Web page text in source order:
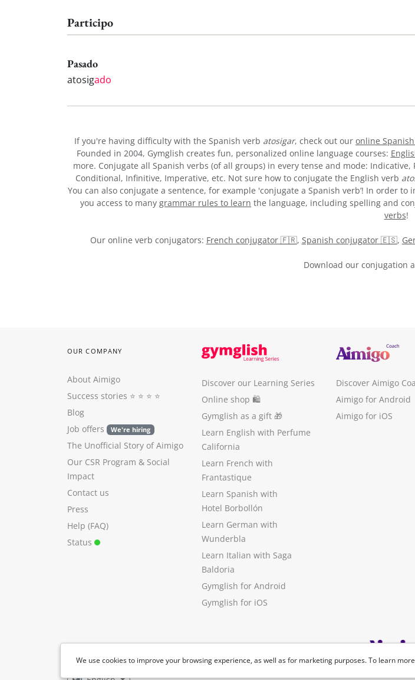
Participo
Pasado
atosigado
If you're having difficulty with the Spanish verb atosigar, check out our online
Founded in 2004, Gymglish creates fun, personalized online language courses:
more. Conjugate all Spanish verbs (of all groups) in every tense and mode:
Conditional, Infinitive, Imperative, etc. Not sure how to conjugate the English verb
You can also conjugate a sentence, for example 'conjugate a Spanish verb’! In order
you access to many grammar rules to learn the language, including spelling and
verbs!
Our online verb conjugators: French conjugator 🇫🇷, Spanish conjugator 🇪🇸,
Download our conjugation
We use cookies to improve your browsing experience, as well as for marketing purposes. To learn
OUR COMPANY
About Aimigo
Success stories ⭐️ ⭐️ ⭐️ ⭐️
Blog
Job offers
We're hiring
The Unofficial Story of Aimigo
Our CSR Program & Social
Impact
Contact us
Press
Help (FAQ)
Status
Discover our Learning Series
Online shop 🛍
Gymglish as a gift 🎁
Learn English with Perfume
California
Learn French with
Frantastique
Learn Spanish with
Hotel Borbollón
Learn German with
Wunderbla
Learn Italian with Saga
Baldoria
Gymglish for Android
Gymglish for iOS
Discover Aimigo
Aimigo for Android
Aimigo for iOS